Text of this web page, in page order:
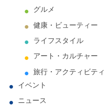
グルメ
健康・ビューティー
ライフスタイル
アート・カルチャー
旅行・アクティビティ
イベント
ニュース